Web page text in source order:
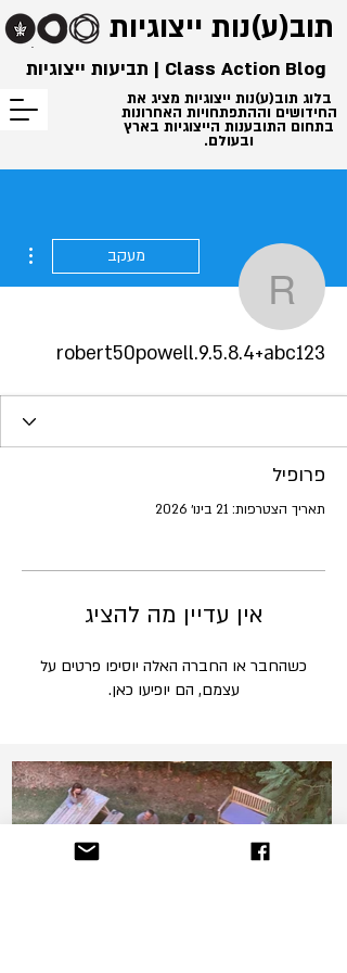
תוב(ע)נות ייצוגיות
בלוג תוב(ע)נות ייצוגיות מציג את
החידושים וההתפתחויות האחרונות
בתחום התובענות הייצוגיות בארץ
ובעולם.
Class Action Blog | תביעות ייצוגיות
מעקב
robert50powell.9.5.8.4+abc123
פרופיל
תאריך הצטרפות: 21 בינו׳ 2026
אין עדיין מה להציג
כשהחבר או החברה האלה יוסיפו פרטים על
עצמם, הם יופיעו כאן.